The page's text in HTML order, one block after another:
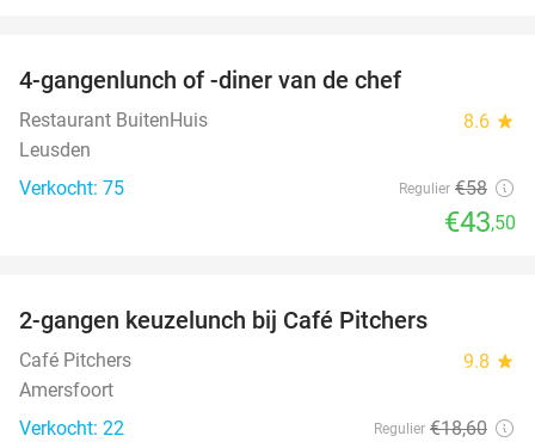
4-gangenlunch of -diner van de chef
Restaurant BuitenHuis 8.6 star
Leusden
Verkocht: 75
Regulier €58
€43,50
2-gangen keuzelunch bij Café Pitchers
Café Pitchers 9.8 star
Amersfoort
Verkocht: 22
Regulier €18,60